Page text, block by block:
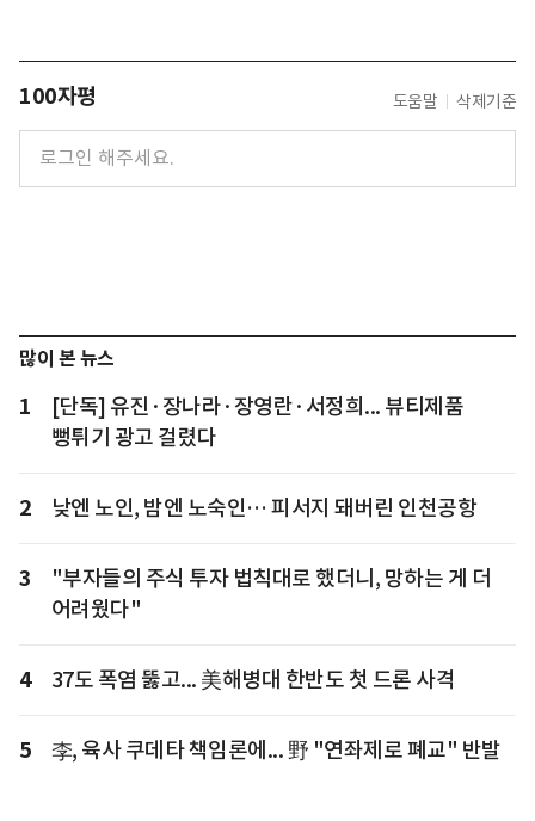
100자평 도움말 삭제기준
많이 본 뉴스
1
[단독] 유진·장나라·장영란·서정희... 뷰티제품
뻥튀기 광고 걸렸다
2 낮엔 노인, 밤엔 노숙인… 피서지 돼버린 인천공항
3
"부자들의 주식 투자 법칙대로 했더니, 망하는 게 더
어려웠다"
4 37도 폭염 뚫고... 美해병대 한반도 첫 드론 사격
5 李, 육사 쿠데타 책임론에... 野 "연좌제로 폐교" 반발